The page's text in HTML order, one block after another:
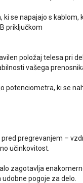
se napajajo s kablom,
priključkom
položaj telesa pri
vašega
ki se
pregrevanjem –
učinkovitost.
zagotavlja
pogoje za delo.